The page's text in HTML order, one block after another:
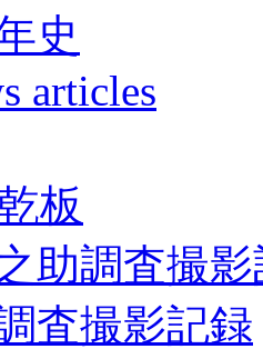
史
articles
板
助調査撮
査撮影記録